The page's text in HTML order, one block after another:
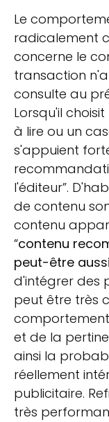
Le
radicalement
concerne le
transaction
consulte au
Lorsqu'il
à lire ou un
s'appuient
l'éditeur”.
de contenu
contenu
“contenu
peut-être
d'intégrer des
peut être très
comportement
et de la
ainsi la
réellement
publicitaire.
très